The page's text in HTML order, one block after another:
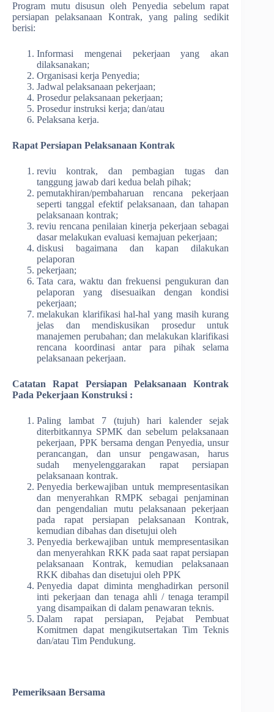
Program mutu disusun oleh Penyedia sebelum rapat
persiapan pelaksanaan Kontrak, yang paling sedikit
berisi:
Informasi mengenai pekerjaan yang akan
dilaksanakan;
Organisasi kerja Penyedia;
Jadwal pelaksanaan pekerjaan;
Prosedur pelaksanaan pekerjaan;
Prosedur instruksi kerja; dan/atau
Pelaksana kerja.
Rapat Persiapan Pelaksanaan Kontrak
reviu kontrak, dan pembagian tugas dan
tanggung jawab dari kedua belah pihak;
pemutakhiran/pembaharuan rencana pekerjaan
seperti tanggal efektif pelaksanaan, dan tahapan
pelaksanaan kontrak;
reviu rencana penilaian kinerja pekerjaan sebagai
dasar melakukan evaluasi kemajuan pekerjaan;
diskusi bagaimana dan kapan dilakukan
pelaporan
pekerjaan;
Tata cara, waktu dan frekuensi pengukuran dan
pelaporan yang disesuaikan dengan kondisi
pekerjaan;
melakukan klarifikasi hal-hal yang masih kurang
jelas dan mendiskusikan prosedur untuk
manajemen perubahan; dan melakukan klarifikasi
rencana koordinasi antar para pihak selama
pelaksanaan pekerjaan.
Catatan Rapat Persiapan Pelaksanaan Kontrak
Pada Pekerjaan Konstruksi :
Paling lambat 7 (tujuh) hari kalender sejak
diterbitkannya SPMK dan sebelum pelaksanaan
pekerjaan, PPK bersama dengan Penyedia, unsur
perancangan, dan unsur pengawasan, harus
sudah menyelenggarakan rapat persiapan
pelaksanaan kontrak.
Penyedia berkewajiban untuk mempresentasikan
dan menyerahkan RMPK sebagai penjaminan
dan pengendalian mutu pelaksanaan pekerjaan
pada rapat persiapan pelaksanaan Kontrak,
kemudian dibahas dan disetujui oleh
Penyedia berkewajiban untuk mempresentasikan
dan menyerahkan RKK pada saat rapat persiapan
pelaksanaan Kontrak, kemudian pelaksanaan
RKK dibahas dan disetujui oleh PPK
Penyedia dapat diminta menghadirkan personil
inti pekerjaan dan tenaga ahli / tenaga terampil
yang disampaikan di dalam penawaran teknis.
Dalam rapat persiapan, Pejabat Pembuat
Komitmen dapat mengikutsertakan Tim Teknis
dan/atau Tim Pendukung.
Pemeriksaan Bersama